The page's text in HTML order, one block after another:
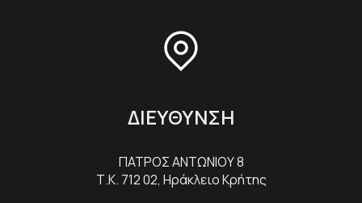
ΔΙΕΥΘΥΝΣΗ
ΠΑΤΡΟΣ ΑΝΤΩΝΙΟΥ 8
Τ.Κ. 712 02, Ηράκλειο Κρήτης